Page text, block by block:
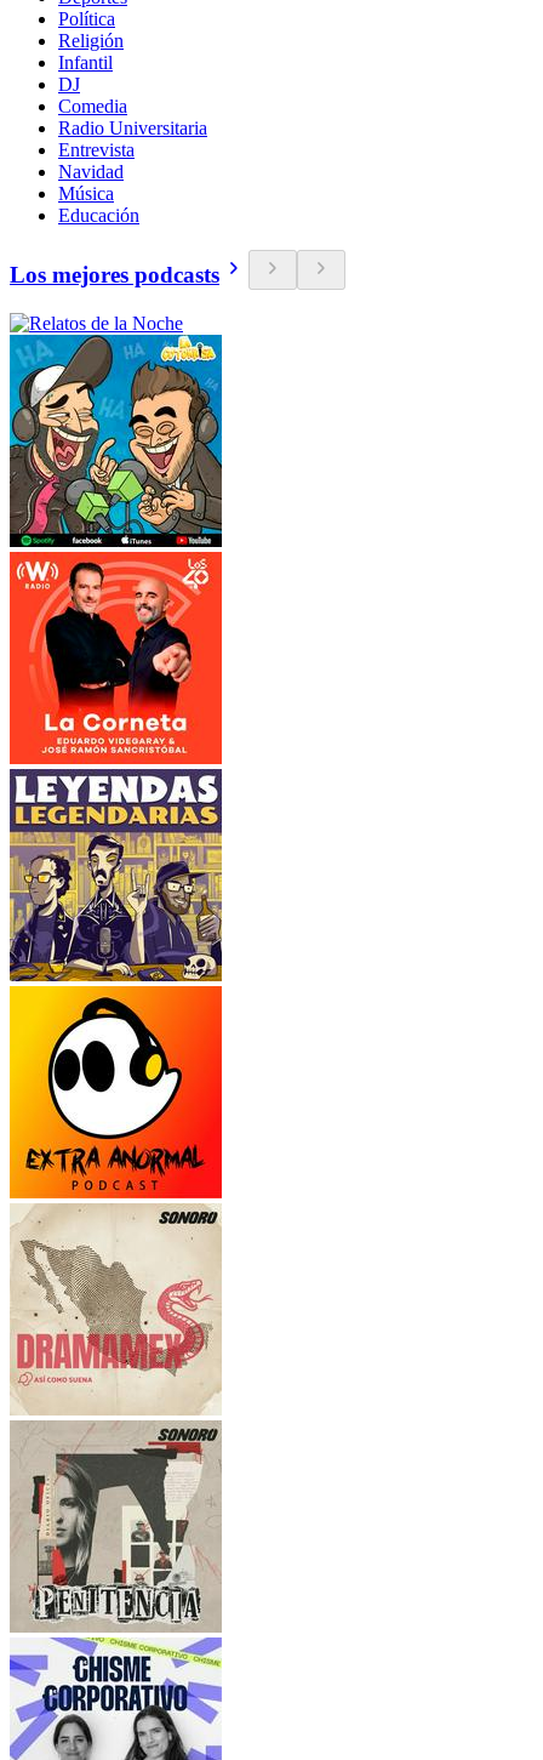
Política
Religión
Infantil
DJ
Comedia
Radio Universitaria
Entrevista
Navidad
Música
Educación
Los mejores podcasts